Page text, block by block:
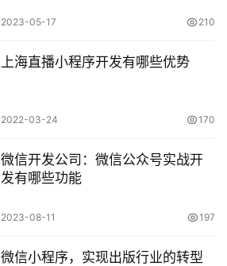
2023-05-17 210
上海直播小程序开发有哪些优势
2022-03-24 170
微信开发公司：微信公众号实战开
发有哪些功能
2023-08-11 197
微信小程序，实现出版行业的转型